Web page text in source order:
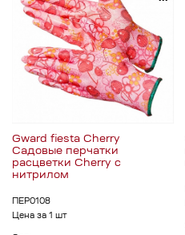
Gward fiesta Cherry
Садовые перчатки
расцветки Cherry с
нитрилом
ПЕР0108
Цена за 1 шт